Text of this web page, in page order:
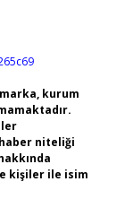
kurum
niteliği
kişiler ile isim